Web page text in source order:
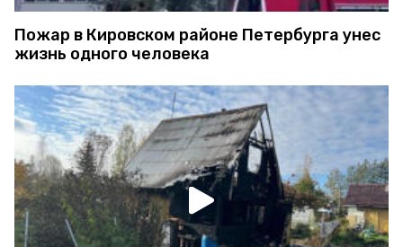
Пожар в Кировском районе Петербурга унес
жизнь одного человека